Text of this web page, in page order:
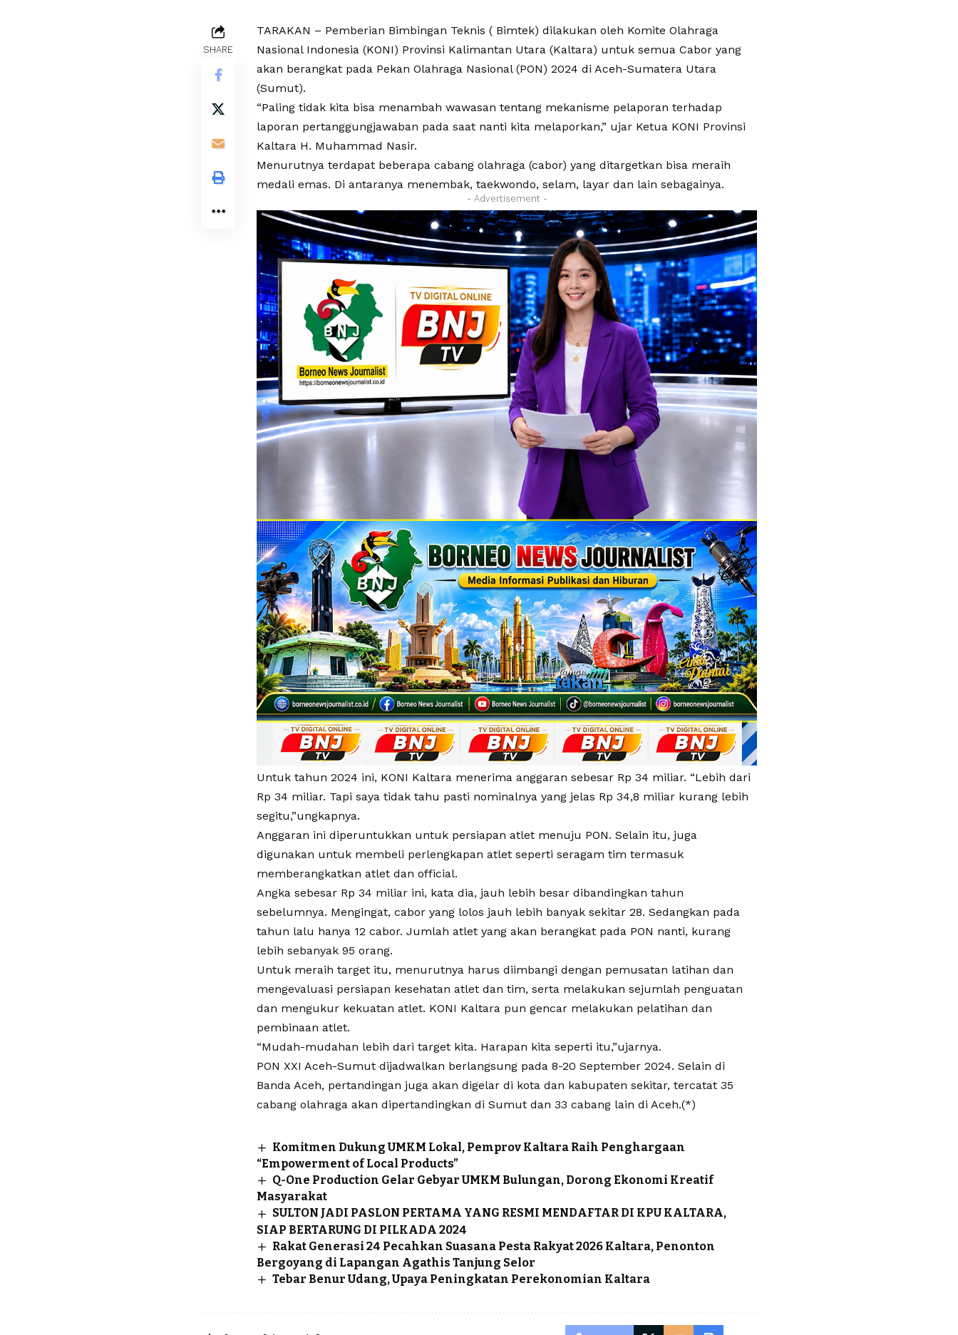
SHARE
TARAKAN – Pemberian Bimbingan Teknis ( Bimtek) dilakukan oleh Komite Olahraga
Nasional Indonesia (KONI) Provinsi Kalimantan Utara (Kaltara) untuk semua Cabor yang
akan berangkat pada Pekan Olahraga Nasional (PON) 2024 di Aceh-Sumatera Utara
(Sumut).
“Paling tidak kita bisa menambah wawasan tentang mekanisme pelaporan terhadap
laporan pertanggungjawaban pada saat nanti kita melaporkan,” ujar Ketua KONI Provinsi
Kaltara H. Muhammad Nasir.
Menurutnya terdapat beberapa cabang olahraga (cabor) yang ditargetkan bisa meraih
medali emas. Di antaranya menembak, taekwondo, selam, layar dan lain sebagainya.
- Advertisement -
Untuk tahun 2024 ini, KONI Kaltara menerima anggaran sebesar Rp 34 miliar. “Lebih dari
Rp 34 miliar. Tapi saya tidak tahu pasti nominalnya yang jelas Rp 34,8 miliar kurang lebih
segitu,”ungkapnya.
Anggaran ini diperuntukkan untuk persiapan atlet menuju PON. Selain itu, juga
digunakan untuk membeli perlengkapan atlet seperti seragam tim termasuk
memberangkatkan atlet dan official.
Angka sebesar Rp 34 miliar ini, kata dia, jauh lebih besar dibandingkan tahun
sebelumnya. Mengingat, cabor yang lolos jauh lebih banyak sekitar 28. Sedangkan pada
tahun lalu hanya 12 cabor. Jumlah atlet yang akan berangkat pada PON nanti, kurang
lebih sebanyak 95 orang.
Untuk meraih target itu, menurutnya harus diimbangi dengan pemusatan latihan dan
mengevaluasi persiapan kesehatan atlet dan tim, serta melakukan sejumlah penguatan
dan mengukur kekuatan atlet. KONI Kaltara pun gencar melakukan pelatihan dan
pembinaan atlet.
“Mudah-mudahan lebih dari target kita. Harapan kita seperti itu,”ujarnya.
PON XXI Aceh-Sumut dijadwalkan berlangsung pada 8-20 September 2024. Selain di
Banda Aceh, pertandingan juga akan digelar di kota dan kabupaten sekitar, tercatat 35
cabang olahraga akan dipertandingkan di Sumut dan 33 cabang lain di Aceh.(*)
Komitmen Dukung UMKM Lokal, Pemprov Kaltara Raih Penghargaan
“Empowerment of Local Products”
Q-One Production Gelar Gebyar UMKM Bulungan, Dorong Ekonomi Kreatif
Masyarakat
SULTON JADI PASLON PERTAMA YANG RESMI MENDAFTAR DI KPU KALTARA,
SIAP BERTARUNG DI PILKADA 2024
Rakat Generasi 24 Pecahkan Suasana Pesta Rakyat 2026 Kaltara, Penonton
Bergoyang di Lapangan Agathis Tanjung Selor
Tebar Benur Udang, Upaya Peningkatan Perekonomian Kaltara